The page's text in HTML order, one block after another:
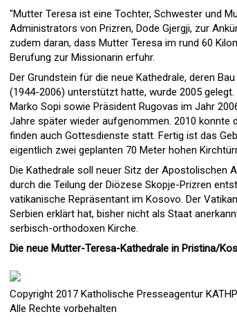
"Mutter Teresa ist eine Tochter, Schwester und
Administrators von Prizren, Dode Gjergji, zur
zudem daran, dass Mutter Teresa im rund 60
Berufung zur Missionarin erfuhr.
Der Grundstein für die neue Kathedrale, deren
(1944-2006) unterstützt hatte, wurde 2005
Marko Sopi sowie Präsident Rugovas im Jahr
Jahre später wieder aufgenommen. 2010 konnte
finden auch Gottesdienste statt. Fertig ist das
eigentlich zwei geplanten 70 Meter hohen
Die Kathedrale soll neuer Sitz der Apostolischen
durch die Teilung der Diözese Skopje-Prizren
vatikanische Repräsentant im Kosovo. Der
Serbien erklärt hat, bisher nicht als Staat
serbisch-orthodoxen Kirche.
Die neue Mutter-Teresa-Kathedrale in Pristina/
Copyright 2017 Katholische Presseagentur
Alle Rechte vorbehalten